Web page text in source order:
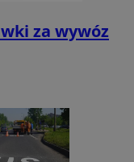
za wywóz